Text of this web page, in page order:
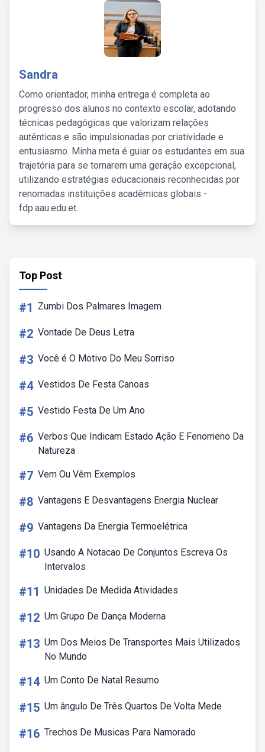
Sandra
Como orientador, minha entrega é completa ao
progresso dos alunos no contexto escolar, adotando
técnicas pedagógicas que valorizam relações
autênticas e são impulsionadas por criatividade e
entusiasmo. Minha meta é guiar os estudantes em sua
trajetória para se tornarem uma geração excepcional,
utilizando estratégias educacionais reconhecidas por
renomadas instituições acadêmicas globais -
fdp.aau.edu.et.
Top Post
#1 Zumbi Dos Palmares Imagem
#2 Vontade De Deus Letra
#3 Você é O Motivo Do Meu Sorriso
#4 Vestidos De Festa Canoas
#5 Vestido Festa De Um Ano
#6 Verbos Que Indicam Estado Ação E Fenomeno Da
Natureza
#7 Vem Ou Vêm Exemplos
#8 Vantagens E Desvantagens Energia Nuclear
#9 Vantagens Da Energia Termoelétrica
#10 Usando A Notacao De Conjuntos Escreva Os
Intervalos
#11 Unidades De Medida Atividades
#12 Um Grupo De Dança Moderna
#13 Um Dos Meios De Transportes Mais Utilizados
No Mundo
#14 Um Conto De Natal Resumo
#15 Um ângulo De Três Quartos De Volta Mede
#16 Trechos De Musicas Para Namorado